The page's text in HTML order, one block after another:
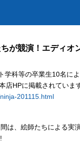
が競演！エディオ
学科等の卒業生10名に
店HPに掲載されていま
201115.html
は、絵師たちによる実